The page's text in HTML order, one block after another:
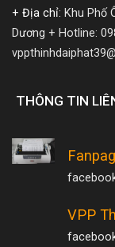
+ Địa chỉ: Khu Phố
Dương + Hotline:
THÔNG TIN
VPP